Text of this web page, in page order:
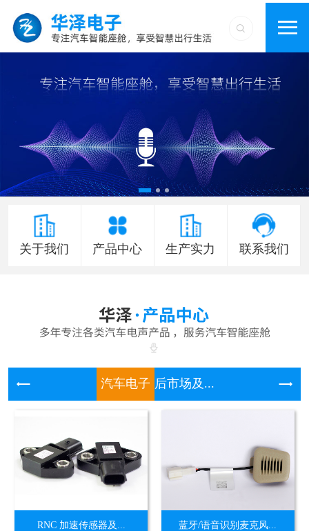
关于我们 产品中心 生产实力 联系我们
汽车电子 后市场及...
RNC 加速传感器及... 蓝牙/语音识别麦克风...